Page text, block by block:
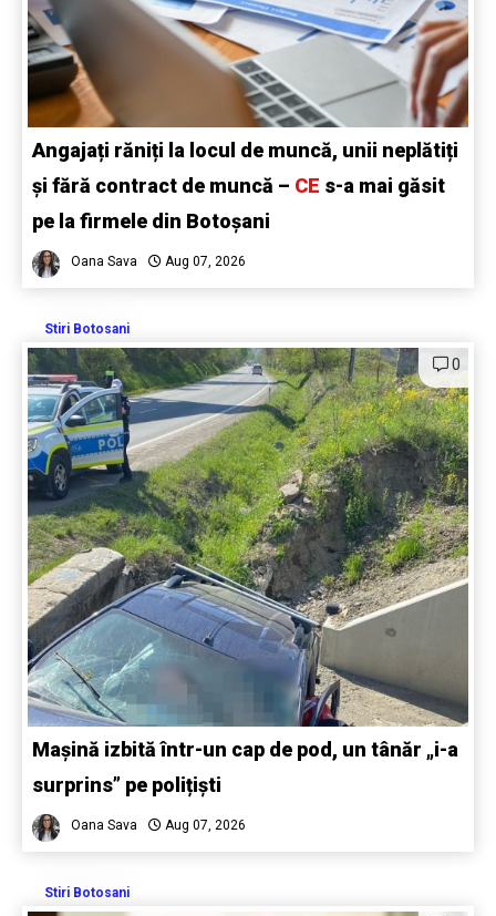
Angajați răniți la locul de muncă, unii neplătiți
și fără contract de muncă – CE s-a mai găsit
pe la firmele din Botoșani
Oana Sava Aug 07, 2026
Stiri Botosani
0
Mașină izbită într-un cap de pod, un tânăr „i-a
surprins” pe polițiști
Oana Sava Aug 07, 2026
Stiri Botosani